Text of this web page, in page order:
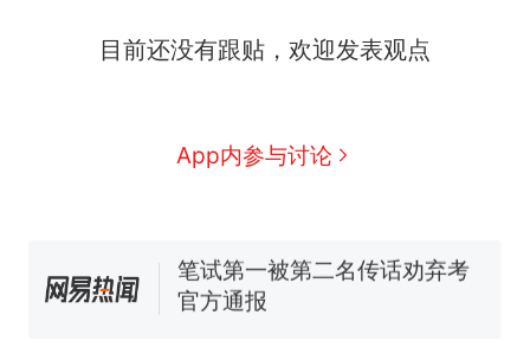
目前还没有跟贴，欢迎发表观点
App内参与讨论
因老师一句“跟我回家”改写了
协会回应
美国渔民钓获鲨鱼徒手将其拽
回大海 目击者直呼震惊 （视频
佛山一中学招聘物理教师，笔
试前13名均遭淘汰？教育局：